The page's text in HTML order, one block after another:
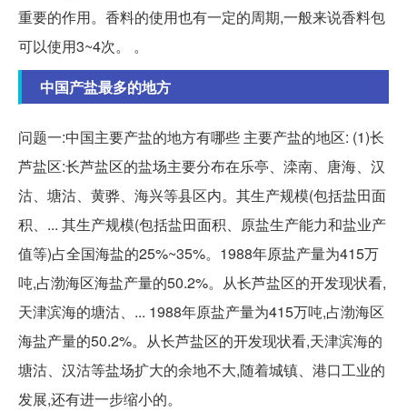
重要的作用。香料的使用也有一定的周期,一般来说香料包
可以使用3~4次。 。
中国产盐最多的地方
问题一:中国主要产盐的地方有哪些 主要产盐的地区: (1)长
芦盐区:长芦盐区的盐场主要分布在乐亭、滦南、唐海、汉
沽、塘沽、黄骅、海兴等县区内。其生产规模(包括盐田面
积、... 其生产规模(包括盐田面积、原盐生产能力和盐业产
值等)占全国海盐的25%~35%。1988年原盐产量为415万
吨,占渤海区海盐产量的50.2%。从长芦盐区的开发现状看,
天津滨海的塘沽、... 1988年原盐产量为415万吨,占渤海区
海盐产量的50.2%。从长芦盐区的开发现状看,天津滨海的
塘沽、汉沽等盐场扩大的余地不大,随着城镇、港口工业的
发展,还有进一步缩小的。